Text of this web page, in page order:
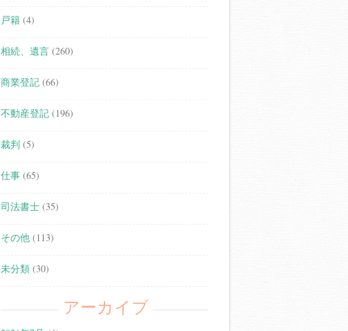
戸籍 (4)
相続、遺言 (260)
商業登記 (66)
不動産登記 (196)
裁判 (5)
仕事 (65)
司法書士 (35)
その他 (113)
未分類 (30)
アーカイブ